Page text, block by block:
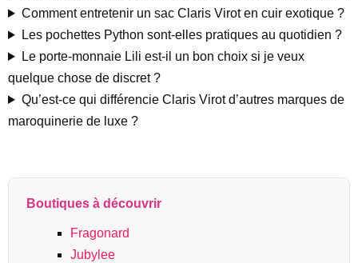
Comment entretenir un sac Claris Virot en cuir exotique ?
Les pochettes Python sont-elles pratiques au quotidien ?
Le porte-monnaie Lili est-il un bon choix si je veux
quelque chose de discret ?
Qu’est-ce qui différencie Claris Virot d’autres marques de
maroquinerie de luxe ?
Boutiques à découvrir
Fragonard
Jubylee